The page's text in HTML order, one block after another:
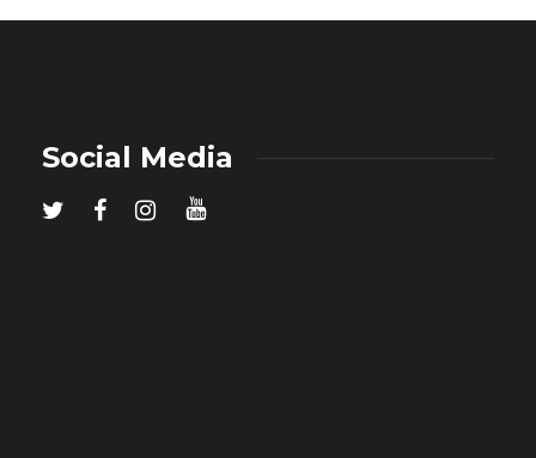
Social Media